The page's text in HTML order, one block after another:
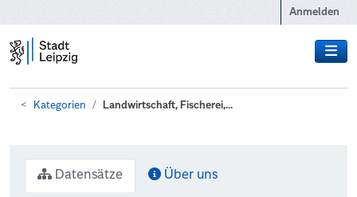
Anmelden
Kategorien Landwirtschaft, Fischerei,...
Datensätze Über uns